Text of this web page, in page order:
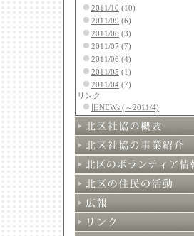
2011/10 (10)
2011/09 (6)
2011/08 (3)
2011/07 (7)
2011/06 (4)
2011/05 (1)
2011/04 (7)
リンク
旧NEWs (～2011/4)